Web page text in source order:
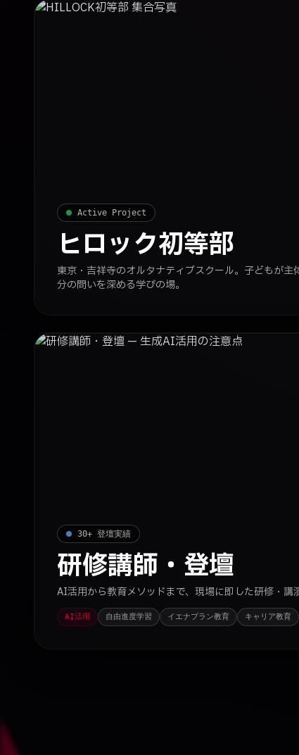
Active Project
ヒロック初等部
東京・吉祥寺のオルタナティブスクール。子どもが主
分の問いを深める学びの場。
30+ 登壇実績
研修講師・登壇
AI活用から教育メソッドまで、現場に即した研修・講
AI活用 自由進度学習 イエナプラン教育 キャリア教育